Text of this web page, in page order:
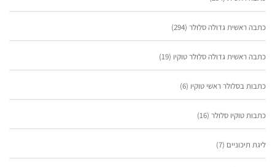
כתבה ראשית גדולה סלולר (294)
כתבה ראשית גדולה סלולר טוקיו (19)
כתבות בסלולר ראשי טוקיו (6)
כתבות טוקיו סלולר (16)
ליגת תיכוניים (7)